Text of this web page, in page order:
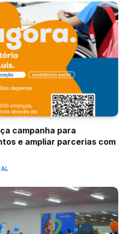
campanha para
e ampliar parcerias com